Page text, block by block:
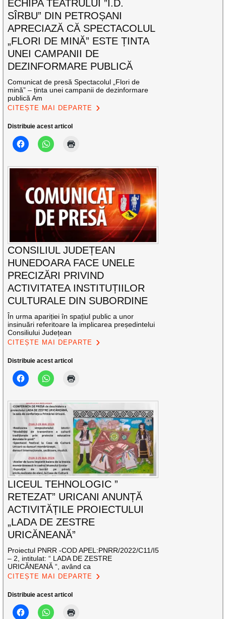
ECHIPA TEATRULUI ”I.D.
SÎRBU” DIN PETROȘANI
APRECIAZĂ CĂ SPECTACOLUL
„FLORI DE MINĂ” ESTE ȚINTA
UNEI CAMPANII DE
DEZINFORMARE PUBLICĂ
Comunicat de presă Spectacolul „Flori de
mină” – ținta unei campanii de dezinformare
publică Am
CITEȘTE MAI DEPARTE
Distribuie acest articol
CONSILIUL JUDEȚEAN
HUNEDOARA FACE UNELE
PRECIZĂRI PRIVIND
ACTIVITATEA INSTITUȚIILOR
CULTURALE DIN SUBORDINE
În urma apariției în spațiul public a unor
insinuări referitoare la implicarea președintelui
Consiliului Județean
CITEȘTE MAI DEPARTE
Distribuie acest articol
LICEUL TEHNOLOGIC ”
RETEZAT” URICANI ANUNȚĂ
ACTIVITĂȚILE PROIECTULUI
„LADA DE ZESTRE
URICĂNEANĂ”
Proiectul PNRR -COD APEL:PNRR/2022/C11/I5
– 2, intitulat: “ LADA DE ZESTRE
URICĂNEANĂ “, având ca
CITEȘTE MAI DEPARTE
Distribuie acest articol